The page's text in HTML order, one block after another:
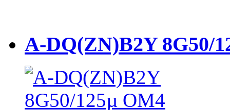
A-DQ(ZN)B2Y 8G50/